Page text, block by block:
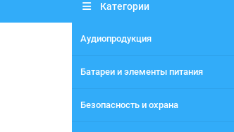
Категории
Аудиопродукция
Батареи и элементы питания
Безопасность и охрана